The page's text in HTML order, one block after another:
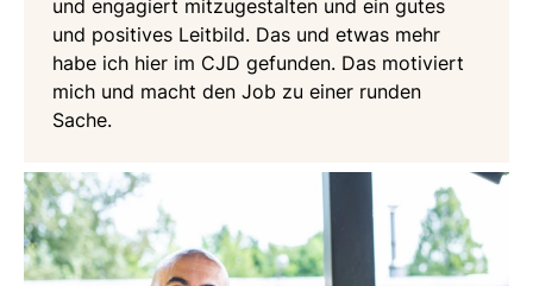
und engagiert mitzugestalten und ein gutes
und positives Leitbild. Das und etwas mehr
habe ich hier im CJD gefunden. Das motiviert
mich und macht den Job zu einer runden
Sache.